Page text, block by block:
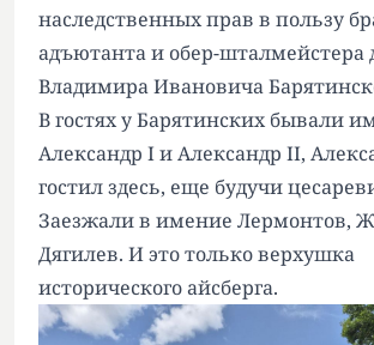
наследственных прав в пользу
адъютанта и обер-шталмейстера
Владимира Ивановича
В гостях у Барятинских бывали
Александр I и Александр II,
гостил здесь, еще будучи
Заезжали в имение Лермонтов,
Дягилев. И это только верхушка
исторического айсберга.